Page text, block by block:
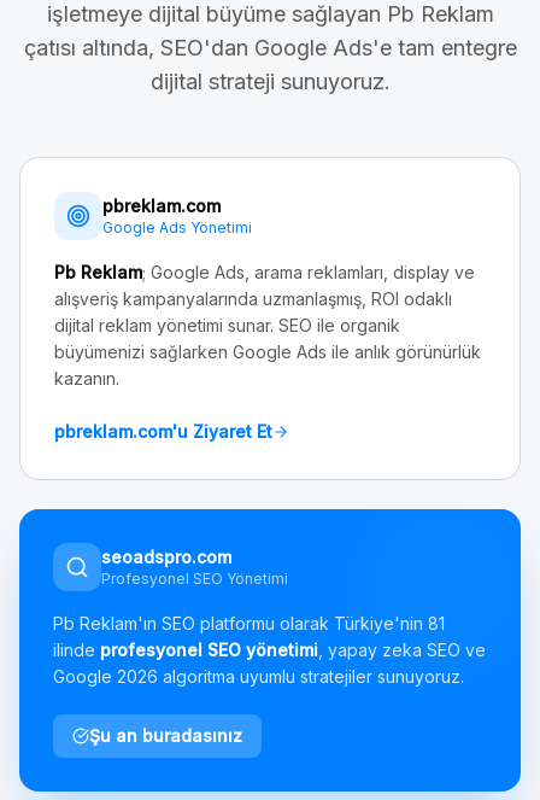
işletmeye dijital büyüme sağlayan Pb Reklam
çatısı altında, SEO'dan Google Ads'e tam entegre
dijital strateji sunuyoruz.
pbreklam.com
Google Ads Yönetimi
Pb Reklam; Google Ads, arama reklamları, display ve
alışveriş kampanyalarında uzmanlaşmış, ROI odaklı
dijital reklam yönetimi sunar. SEO ile organik
büyümenizi sağlarken Google Ads ile anlık görünürlük
kazanın.
pbreklam.com'u Ziyaret Et
seoadspro.com
Profesyonel SEO Yönetimi
Pb Reklam'ın SEO platformu olarak Türkiye'nin 81
ilinde profesyonel SEO yönetimi , yapay zeka SEO ve
Google 2026 algoritma uyumlu stratejiler sunuyoruz.
Şu an buradasınız